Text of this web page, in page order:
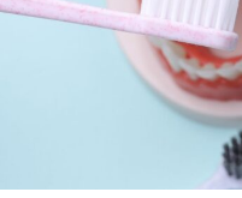
pequeños